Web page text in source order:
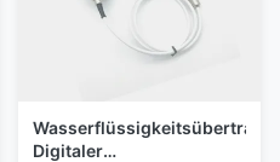
Digitaler